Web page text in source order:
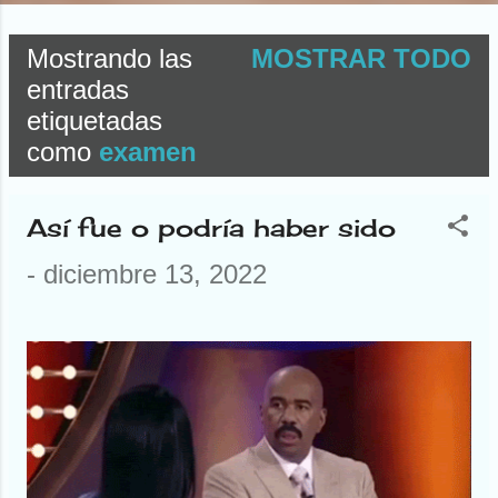
E
n
t
a
a
s
Mostrando las
entradas
etiquetadas
como examen
MOSTRAR TODO
Así fue o podría haber sido
- diciembre 13, 2022